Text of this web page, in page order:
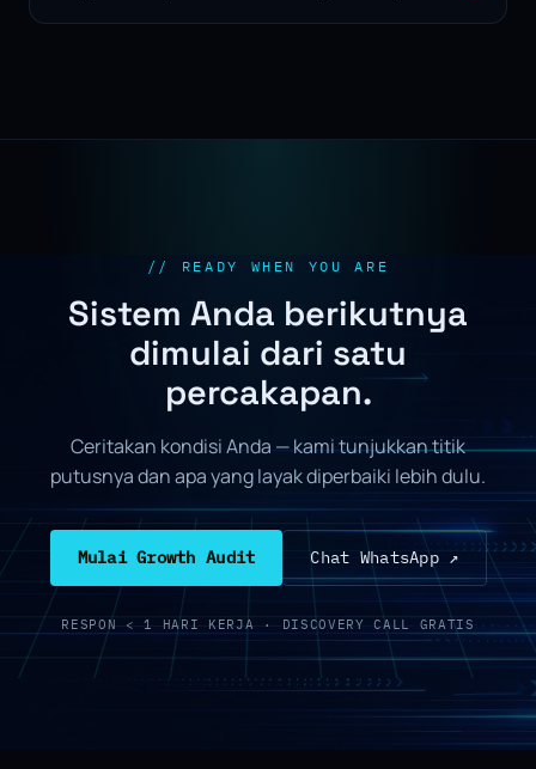
// READY WHEN YOU ARE
Sistem Anda berikutnya
dimulai dari satu
percakapan.
Ceritakan kondisi Anda — kami tunjukkan titik
putusnya dan apa yang layak diperbaiki lebih dulu.
Mulai Growth Audit Chat WhatsApp ↗
RESPON < 1 HARI KERJA · DISCOVERY CALL GRATIS